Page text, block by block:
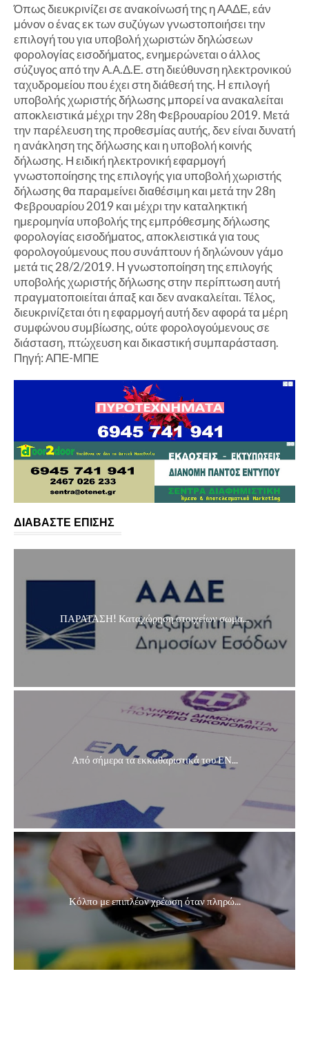
Όπως διευκρινίζει σε ανακοίνωσή της η ΑΑΔΕ, εάν
μόνον ο ένας εκ των συζύγων γνωστοποιήσει την
επιλογή του για υποβολή χωριστών δηλώσεων
φορολογίας εισοδήματος, ενημερώνεται ο άλλος
σύζυγος από την Α.Α.Δ.Ε. στη διεύθυνση ηλεκτρονικού
ταχυδρομείου που έχει στη διάθεσή της. H επιλογή
υποβολής χωριστής δήλωσης μπορεί να ανακαλείται
αποκλειστικά μέχρι την 28η Φεβρουαρίου 2019. Μετά
την παρέλευση της προθεσμίας αυτής, δεν είναι δυνατή
η ανάκληση της δήλωσης και η υποβολή κοινής
δήλωσης. Η ειδική ηλεκτρονική εφαρμογή
γνωστοποίησης της επιλογής για υποβολή χωριστής
δήλωσης θα παραμείνει διαθέσιμη και μετά την 28η
Φεβρουαρίου 2019 και μέχρι την καταληκτική
ημερομηνία υποβολής της εμπρόθεσμης δήλωσης
φορολογίας εισοδήματος, αποκλειστικά για τους
φορολογούμενους που συνάπτουν ή δηλώνουν γάμο
μετά τις 28/2/2019. H γνωστοποίηση της επιλογής
υποβολής χωριστής δήλωσης στην περίπτωση αυτή
πραγματοποιείται άπαξ και δεν ανακαλείται. Τέλος,
διευκρινίζεται ότι η εφαρμογή αυτή δεν αφορά τα μέρη
συμφώνου συμβίωσης, ούτε φορολογούμενους σε
διάσταση, πτώχευση και δικαστική συμπαράσταση.
Πηγή: ΑΠΕ-ΜΠΕ
ΔΙΑΒΑΣΤΕ ΕΠΙΣΗΣ
ΠΑΡΑΤΑΣΗ! Καταχώρηση στοιχείων σωμα...
Από σήμερα τα εκκαθαριστικά του ΕΝ...
Κόλπο με επιπλέον χρέωση όταν πληρώ...